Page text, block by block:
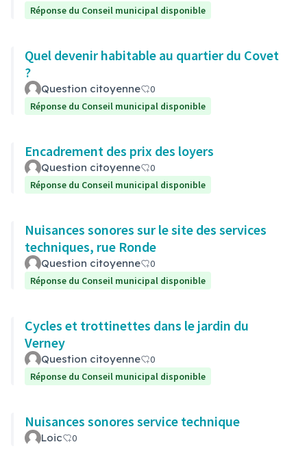
Réponse du Conseil municipal disponible
Quel devenir habitable au quartier du Covet
?
Question citoyenne
0
Réponse du Conseil municipal disponible
Encadrement des prix des loyers
Question citoyenne
0
Réponse du Conseil municipal disponible
Nuisances sonores sur le site des services
techniques, rue Ronde
Question citoyenne
0
Réponse du Conseil municipal disponible
Cycles et trottinettes dans le jardin du
Verney
Question citoyenne
0
Réponse du Conseil municipal disponible
Nuisances sonores service technique
Loic 0